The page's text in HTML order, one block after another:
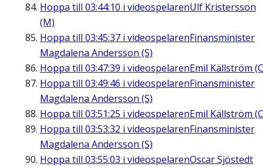
Hoppa till 03:44:10 i videospelarenUlf Kristersson
(M)
Hoppa till 03:45:37 i videospelarenFinansminister
Magdalena Andersson (S)
Hoppa till 03:47:39 i videospelarenEmil Källström
Hoppa till 03:49:46 i videospelarenFinansminister
Magdalena Andersson (S)
Hoppa till 03:51:25 i videospelarenEmil Källström
Hoppa till 03:53:32 i videospelarenFinansminister
Magdalena Andersson (S)
Hoppa till 03:55:03 i videospelarenOscar Sjöstedt